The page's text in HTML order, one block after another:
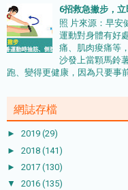
6招救急撇步，
照 片來源：早安
運動對身體有好
痛、肌肉痠痛等
沙發上當顆馬鈴
跑、變得更健康，因為只要事
網誌存檔
► 2019 (29)
► 2018 (141)
► 2017 (130)
▼ 2016 (135)